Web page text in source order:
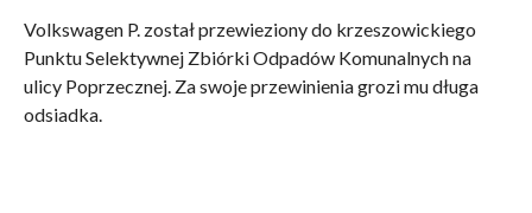
Volkswagen P. został przewieziony do krzeszowickiego
Punktu Selektywnej Zbiórki Odpadów Komunalnych na
ulicy Poprzecznej. Za swoje przewinienia grozi mu długa
odsiadka.